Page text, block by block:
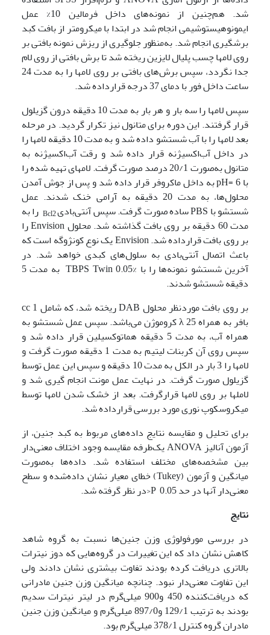
شد. هم‌چنین از نمونه‌های داخل فرمالین 10% عمل
ایمونوهیستوشیمی انجام شد در ابتدا با میکرومتر از بافت کبد
برش­گیری انجام شد. به‌منظور جلوگیری از ریزش نمونه بافتی بر
روی لام­ها چسب پلی­ال لایزین ریخته شد تا برش بافتی از روی لام
جدا نگردد، سپس برش‌های بافتی بر روی لام­ها را به مدت 24
ساعت داخل فور با دمای 37 درجه قرارداده شد.
سپس لام­ها را سه بار و هر بار به مدت 10 دقیقه درون گزیلول
قرار گرفتند. این دوره برای متانول نیز تکرار گردید. در مرحله
بعد لام­ها را با آب شستشو داده شد و به مدت 10 دقیقه لام­ها را
در داخل آب‌اکسیژنه قرار داده شد و رقت آب‌اکسیژنه به
متانول به‌صورت 20/1 درصد صورت گرفت. لام­های تهیه شده را
با 6 =pH به داخل ماکروفر قرار داده شد و پس از جوش آمدن
محلول‌ها، به مدت 20 دقیقه به آرامی خنک شدند. عمل
شستشو با PBS ساده صورت گرفت. سپس آنتی‌بادی
Bcl2را به
مدت 60 دقیقه بر روی بافت گذاشته شد. محلول Envision را
بر روی بافت قرارداده شد. Envision یک نوع کونژوگه است که
باعث اتصال آنتی‌بادی به سلول‌های کبدی خواهد شد. در
آخرین شستشو نمونه‌ها را با TBPS Twin 0.05% به مدت 5
دقیقه شستشو شدند.
بر روی بافت موردنظر محلول DAB ریخته شد، که شامل cc 1
بافر به همراه λ 25 کروموژن می‌باشد. سپس عمل شستشو به
همراه آب، به مدت 5 دقیقه هماتوکسیلین قرار داده شد و
سپس روی آن کربنات لیتیم به مدت 1 دقیقه صورت گرفت و
لام­ها را 3 بار در الکل به مدت 10 دقیقه و سپس این عمل توسط
گزیلول صورت گرفت. در نهایت عمل مونت انجام گیری شد و
لامل­ها بر روی لام­ها قرارگرفت. بعد از خشک شدن لام­ها توسط
میکروسکوپ نوری مورد بررسی قرارداده شد.
برای تحلیل و مقایسه نتایج داده‌های مربوط به کبد جنین، از
آزمون آنالیز ANOVA یک‌طرفه مقایسه وجود اختلاف معنی‌دار
بین مشخصه‌های مختلف استفاده شد. داده‌ها به‌صورت
میانگین و آزمون (Tukey) خطای معیار نشان داده‌شده و سطح
معنی‌دار آنها در حد 0.05 P<در نظر گرفته شد.
نتایج
در بررسی مورفولوژی وزن جنین‌ها نسبت به گروه شاهد
کاهش نشان داد که این تغییرات در گروه‌هایی که دوز نیترات
بالاتری دریافت کرده بودند تفاوت بیشتری نشان دادند ولی
این تفاوت معنی‌دار نبود. چنانچه میانگین وزن جنین مادرانی
که دریافت‌کننده 450 و900 میلی‌گرم در لیتر نیترات سدیم
بودند به ترتیب 129/1 و897/0 میلی‌گرم و میانگین وزن جنین
مادران گروه کنترل 378/1 میلی‌گرم بود.